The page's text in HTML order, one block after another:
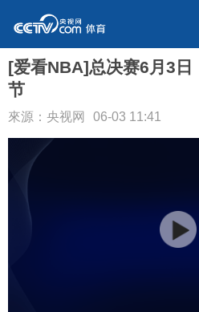
[爱看NBA]总决赛6月3日
节
來源：央视网 06-03 11:41